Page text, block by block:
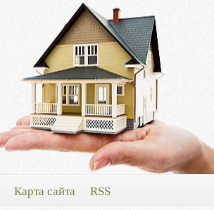
Карта сайта RSS